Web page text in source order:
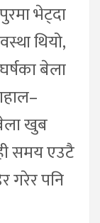
भेट्दा
थियो,
बेला
बेला खुब
समय एउटै
गरेर पनि